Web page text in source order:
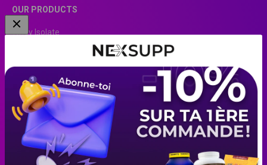
OUR PRODUCTS
Whey Isolate
EAA
Pre-Workout
Peanut butter
Liquid egg white
Rice cream
Creatine